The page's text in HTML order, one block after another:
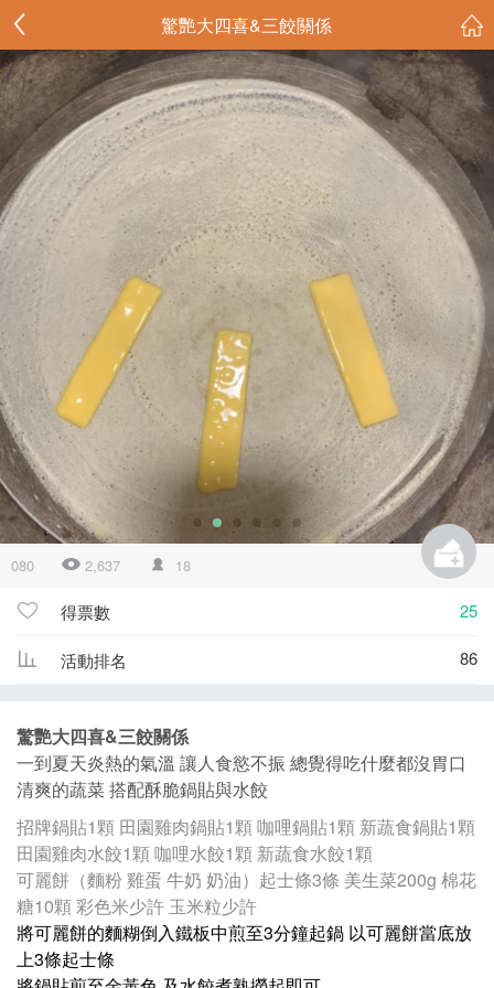
驚艷大四喜&三餃關係
080 2,637 18
得票數 25
活動排名 86
驚艷大四喜&三餃關係
一到夏天炎熱的氣溫 讓人食慾不振 總覺得吃什麼都沒胃口
清爽的蔬菜 搭配酥脆鍋貼與水餃
招牌鍋貼1顆 田園雞肉鍋貼1顆 咖哩鍋貼1顆 新蔬食鍋貼1顆
田園雞肉水餃1顆 咖哩水餃1顆 新蔬食水餃1顆
可麗餅（麵粉 雞蛋 牛奶 奶油）起士條3條 美生菜200g 棉花
糖10顆 彩色米少許 玉米粒少許
將可麗餅的麵糊倒入鐵板中煎至3分鐘起鍋 以可麗餅當底放
上3條起士條